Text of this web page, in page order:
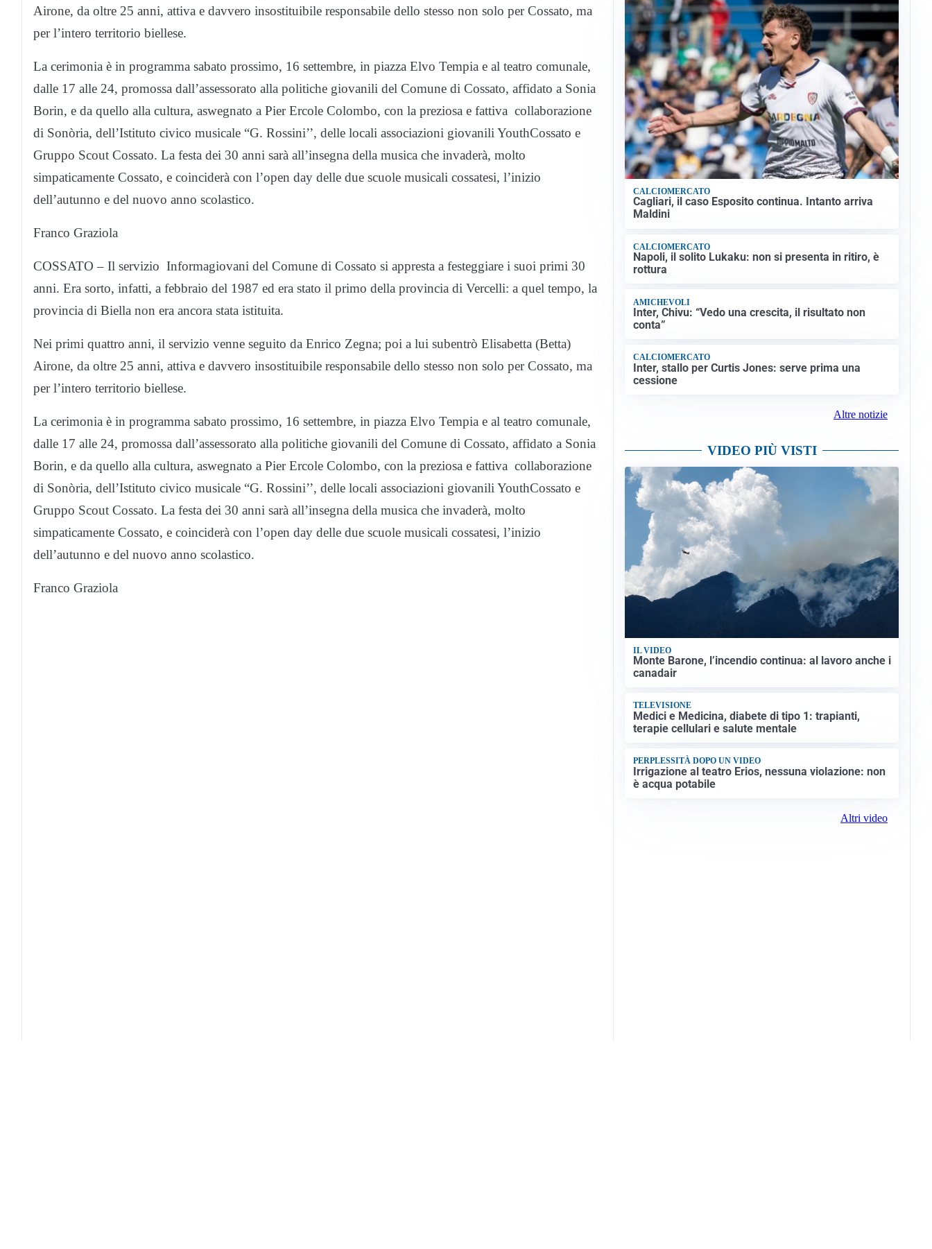
Airone, da oltre 25 anni, attiva e davvero insostituibile responsabile dello stesso non solo per Cossato, ma
per l’intero territorio biellese.
La cerimonia è in programma sabato prossimo, 16 settembre, in piazza Elvo Tempia e al teatro comunale,
dalle 17 alle 24, promossa dall’assessorato alla politiche giovanili del Comune di Cossato, affidato a Sonia
Borin, e da quello alla cultura, aswegnato a Pier Ercole Colombo, con la preziosa e fattiva collaborazione
di Sonòria, dell’Istituto civico musicale “G. Rossini’’, delle locali associazioni giovanili YouthCossato e
Gruppo Scout Cossato. La festa dei 30 anni sarà all’insegna della musica che invaderà, molto
simpaticamente Cossato, e coinciderà con l’open day delle due scuole musicali cossatesi, l’inizio
dell’autunno e del nuovo anno scolastico.
Franco Graziola
COSSATO – Il servizio Informagiovani del Comune di Cossato si appresta a festeggiare i suoi primi 30
anni. Era sorto, infatti, a febbraio del 1987 ed era stato il primo della provincia di Vercelli: a quel tempo, la
provincia di Biella non era ancora stata istituita.
Nei primi quattro anni, il servizio venne seguito da Enrico Zegna; poi a lui subentrò Elisabetta (Betta)
Airone, da oltre 25 anni, attiva e davvero insostituibile responsabile dello stesso non solo per Cossato, ma
per l’intero territorio biellese.
La cerimonia è in programma sabato prossimo, 16 settembre, in piazza Elvo Tempia e al teatro comunale,
dalle 17 alle 24, promossa dall’assessorato alla politiche giovanili del Comune di Cossato, affidato a Sonia
Borin, e da quello alla cultura, aswegnato a Pier Ercole Colombo, con la preziosa e fattiva collaborazione
di Sonòria, dell’Istituto civico musicale “G. Rossini’’, delle locali associazioni giovanili YouthCossato e
Gruppo Scout Cossato. La festa dei 30 anni sarà all’insegna della musica che invaderà, molto
simpaticamente Cossato, e coinciderà con l’open day delle due scuole musicali cossatesi, l’inizio
dell’autunno e del nuovo anno scolastico.
Franco Graziola
CALCIOMERCATO
Cagliari, il caso Esposito continua. Intanto arriva
Maldini
CALCIOMERCATO
Napoli, il solito Lukaku: non si presenta in ritiro, è
rottura
AMICHEVOLI
Inter, Chivu: “Vedo una crescita, il risultato non
conta”
CALCIOMERCATO
Inter, stallo per Curtis Jones: serve prima una
cessione
Altre notizie
VIDEO PIÙ VISTI
IL VIDEO
Monte Barone, l’incendio continua: al lavoro anche i
canadair
TELEVISIONE
Medici e Medicina, diabete di tipo 1: trapianti,
terapie cellulari e salute mentale
PERPLESSITÀ DOPO UN VIDEO
Irrigazione al teatro Erios, nessuna violazione: non
è acqua potabile
Altri video